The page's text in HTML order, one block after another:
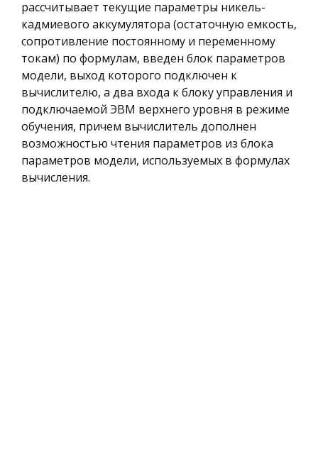
рассчитывает текущие параметры никель-
кадмиевого аккумулятора (остаточную емкость,
сопротивление постоянному и переменному
токам) по формулам, введен блок параметров
модели, выход которого подключен к
вычислителю, а два входа к блоку управления и
подключаемой ЭВМ верхнего уровня в режиме
обучения, причем вычислитель дополнен
возможностью чтения параметров из блока
параметров модели, используемых в формулах
вычисления.